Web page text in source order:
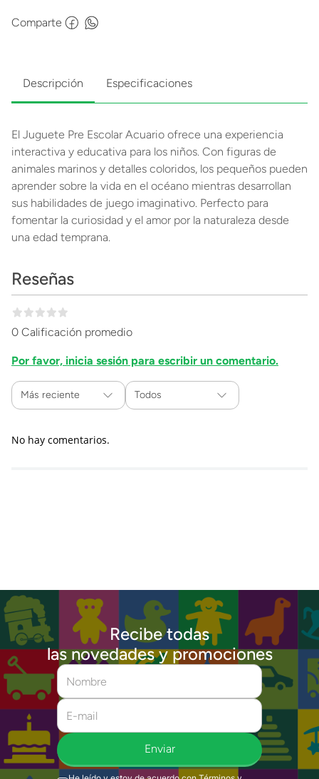
Comparte
Descripción Especificaciones
El Juguete Pre Escolar Acuario ofrece una experiencia
interactiva y educativa para los niños. Con figuras de
animales marinos y detalles coloridos, los pequeños pueden
aprender sobre la vida en el océano mientras desarrollan
sus habilidades de juego imaginativo. Perfecto para
fomentar la curiosidad y el amor por la naturaleza desde
una edad temprana.
Reseñas
0 Calificación promedio
Por favor, inicia sesión para escribir un comentario.
Más reciente Todos
No hay comentarios.
Recibe todas
las novedades y promociones
Enviar